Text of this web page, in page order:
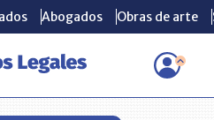
Abogados Obras de arte
Abogados Obras de arte